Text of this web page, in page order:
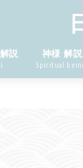
説 神様 解説
Spiritual